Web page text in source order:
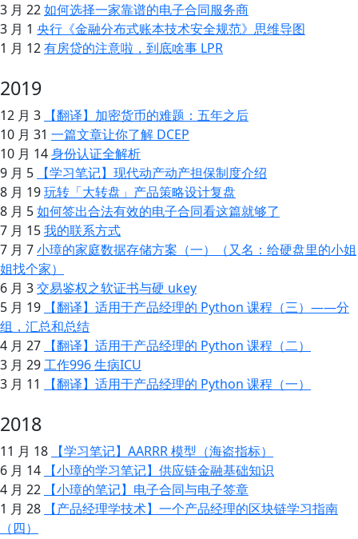
3 月 22如何选择一家靠谱的电子合同服务商
3 月 1 央行《金融分布式账本技术安全规范》思维导图
1 月 12有房贷的注意啦，到底啥事 LPR
2019
12 月 3
【翻译】加密货币的难题：五年之后
10 月 31 一篇文章让你了解 DCEP
10 月 14身份认证全解析
9 月 5
【学习笔记】现代动产动产担保制度介绍
8 月 19玩转「大转盘」产品策略设计复盘
8 月 5如何签出合法有效的电子合同看这篇就够了
7 月 15我的联系方式
7 月 7小璋的家庭数据存储方案（一）（又名：给硬盘里的小姐
姐找个家）
6 月 3交易鉴权之软证书与硬 ukey
5 月 19
【翻译】适用于产品经理的 Python 课程（三）——分
组，汇总和总结
4 月 27
【翻译】适用于产品经理的 Python 课程（二）
3 月 29工作996 生病ICU
3 月 11
【翻译】适用于产品经理的 Python 课程（一）
2018
11 月 18
【学习笔记】AARRR 模型（海盗指标）
6 月 14
【小璋的学习笔记】供应链金融基础知识
4 月 22
【小璋的笔记】电子合同与电子签章
1 月 28
【产品经理学技术】一个产品经理的区块链学习指南
（四）